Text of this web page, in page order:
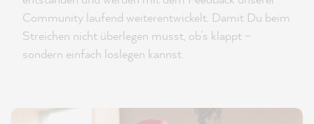
Community laufend weiterentwickelt. Damit Du beim
Streichen nicht überlegen musst, ob’s klappt –
sondern einfach loslegen kannst.